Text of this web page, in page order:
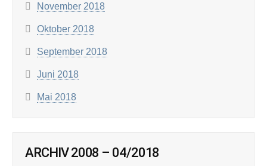
November 2018
Oktober 2018
September 2018
Juni 2018
Mai 2018
ARCHIV 2008 – 04/2018